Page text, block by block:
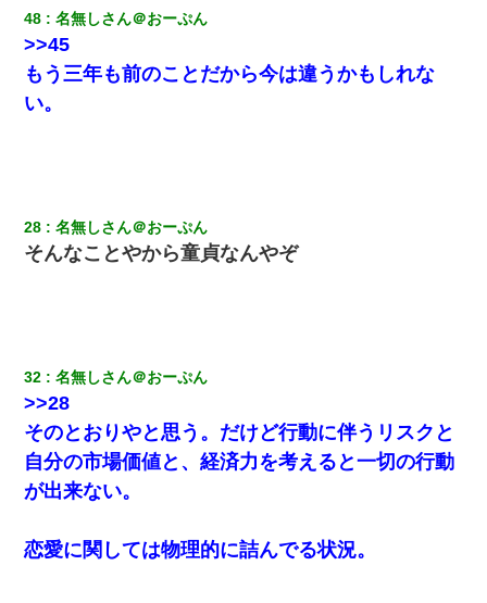
48 名無しさん＠おーぷん
>>45
もう三年も前のことだから今は違うかもしれな
い。
28 名無しさん＠おーぷん
そんなことやから童貞なんやぞ
32 名無しさん＠おーぷん
>>28
そのとおりやと思う。だけど行動に伴うリスクと
自分の市場価値と、経済力を考えると一切の行動
が出来ない。
恋愛に関しては物理的に詰んでる状況。